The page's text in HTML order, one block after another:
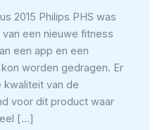
2015 Philips PHS was
een nieuwe fitness
een app en een
worden gedragen. Er
van de
voor dit product waar
[…]